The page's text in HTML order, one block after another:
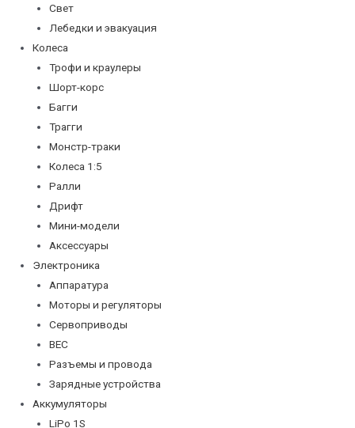
Свет
Лебедки и эвакуация
Колеса
Трофи и краулеры
Шорт-корс
Багги
Трагги
Монстр-траки
Колеса 1:5
Ралли
Дрифт
Мини-модели
Аксессуары
Электроника
Аппаратура
Моторы и регуляторы
Сервоприводы
BEC
Разъемы и провода
Зарядные устройства
Аккумуляторы
LiPo 1S